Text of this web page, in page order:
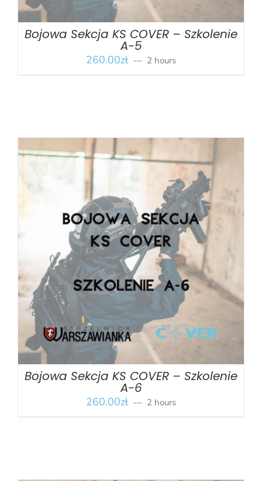
Bojowa Sekcja KS COVER – Szkolenie
A-5
260.00zł 2 hours
BOOK SZCZEGÓŁY
Bojowa Sekcja KS COVER – Szkolenie
A-6
260.00zł 2 hours